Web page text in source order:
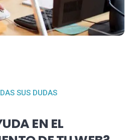
SUS DUDAS
EN EL